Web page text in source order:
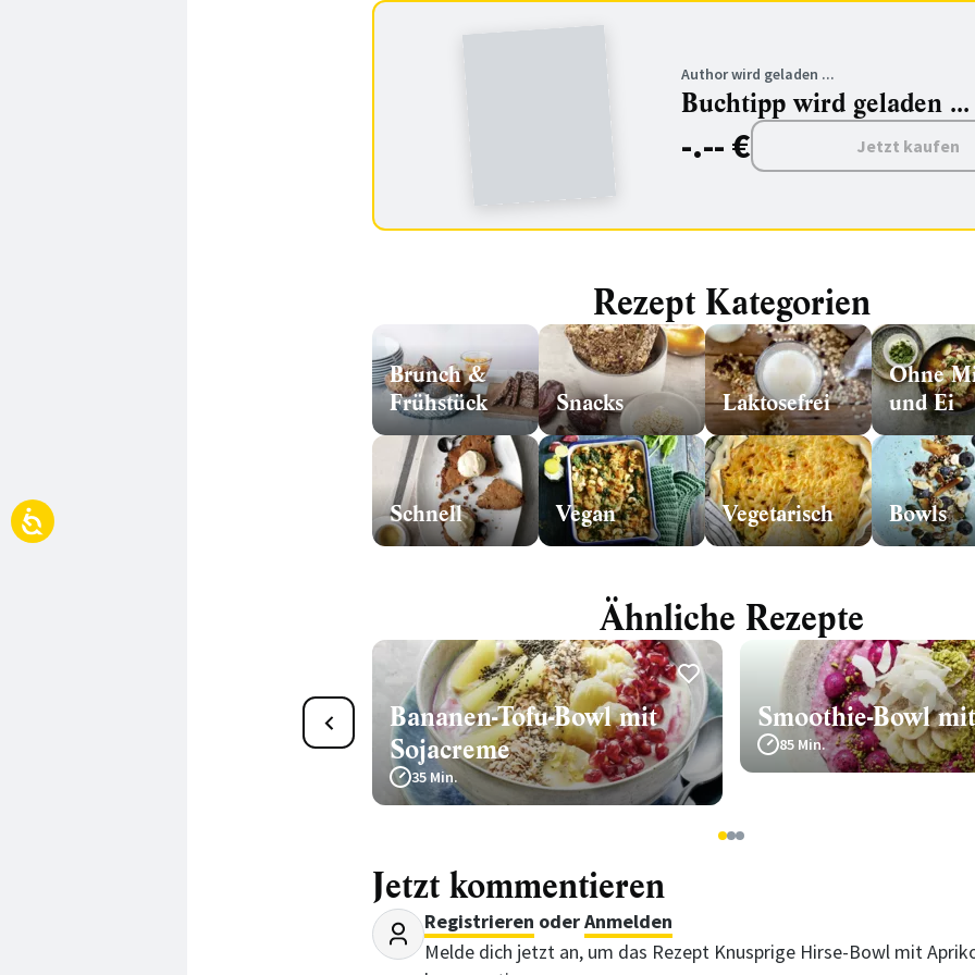
Author wird geladen ...
Buchtipp wird geladen ...
-.-- € Jetzt kaufen
Rezept Kategorien
Brunch &
Frühstück
Snacks Laktosefrei
Ohne
und Ei
Schnell Vegan Vegetarisch Bowls
Ähnliche Rezepte
Bananen-Tofu-Bowl mit
Sojacreme
35 Min.
Smoothie-Bowl
85 Min.
123
Jetzt kommentieren
Registrieren oderAnmelden
Melde dich jetzt an, um das Rezept Knusprige Hirse-Bowl mit